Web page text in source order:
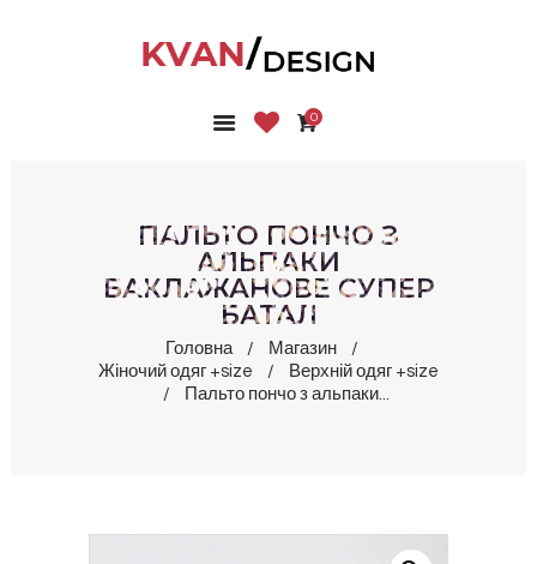
0
ПАЛЬТО ПОНЧО З
АЛЬПАКИ
БАКЛАЖАНОВЕ СУПЕР
БАТАЛ
Головна
Магазин
Жіночий одяг +size
Верхній одяг +size
Пальто пончо з альпаки...
ГОЛОВНА
ПРО НАС
БЛОГ
КОНТАКТИ
КАБІНЕТ